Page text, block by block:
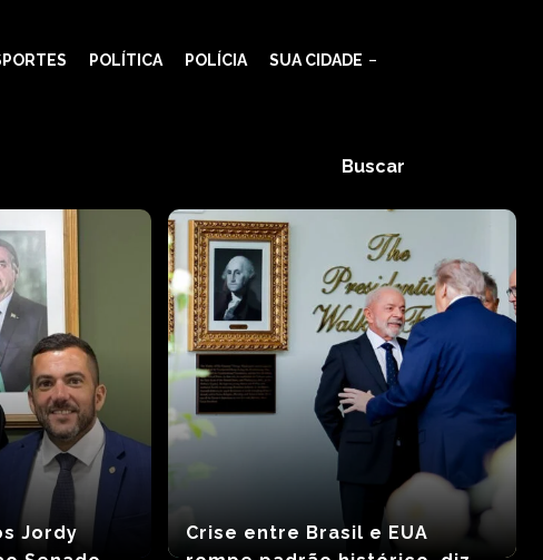
POLÍTICA POLÍCIA SUA CIDADE
Buscar
Jordy
Crise entre Brasil e EUA